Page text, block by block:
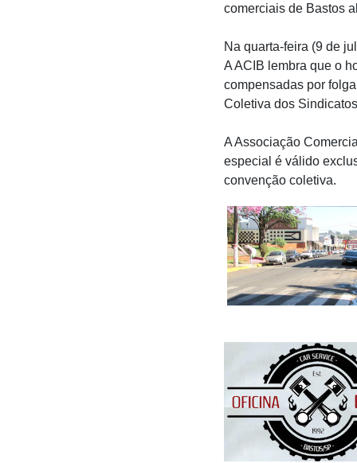
comerciais de Bastos
Na quarta-feira (9 de
A ACIB lembra que o
compensadas por
Coletiva dos
A Associação
especial é válido
convenção coletiva.